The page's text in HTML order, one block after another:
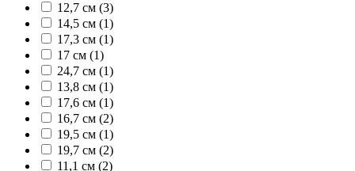
12,7 см (3)
14,5 см (1)
17,3 см (1)
17 см (1)
24,7 см (1)
13,8 см (1)
17,6 см (1)
16,7 см (2)
19,5 см (1)
19,7 см (2)
11,1 см (2)